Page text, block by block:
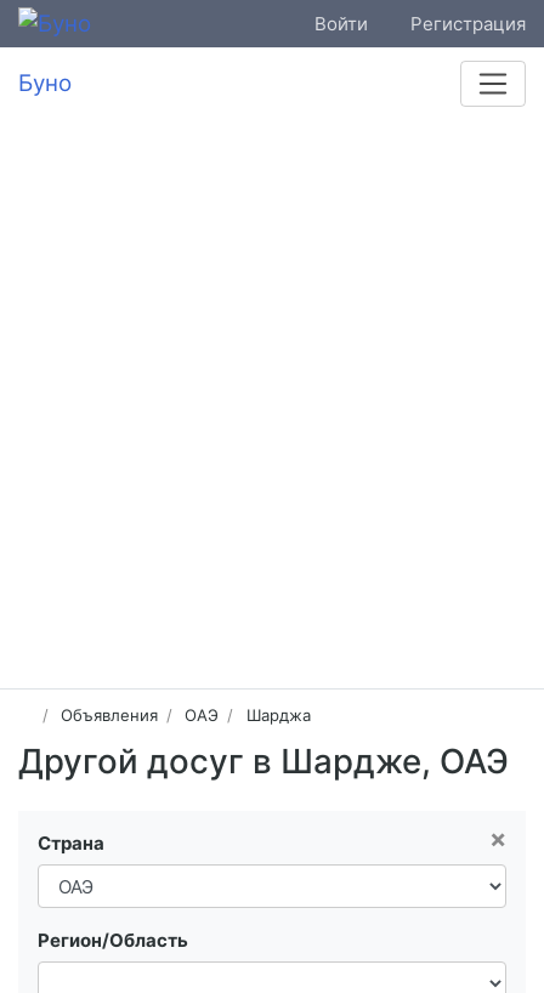
Войти Регистрация
Буно
Объявления ОАЭ Шарджа
Другой досуг в Шардже, ОАЭ
×
Страна
Регион/Область